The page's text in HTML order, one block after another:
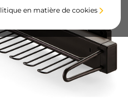
en matière de cookies